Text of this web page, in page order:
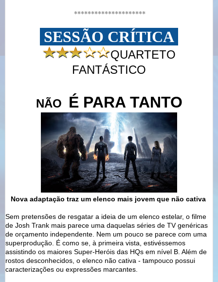
*********************
SESSÃO CRÍTICA
QUARTETO
FANTÁSTICO
NÃO É PARA TANTO
Nova adaptação traz um elenco mais jovem que não cativa
Sem pretensões de resgatar a ideia de um elenco estelar, o filme
de Josh Trank mais parece uma daquelas séries de TV genéricas
de orçamento independente. Nem um pouco se parece com uma
superprodução. É como se, à primeira vista, estivéssemos
assistindo os maiores Super-Heróis das HQs em nível B. Além de
rostos desconhecidos, o elenco não cativa - tampouco possui
caracterizações ou expressões marcantes.